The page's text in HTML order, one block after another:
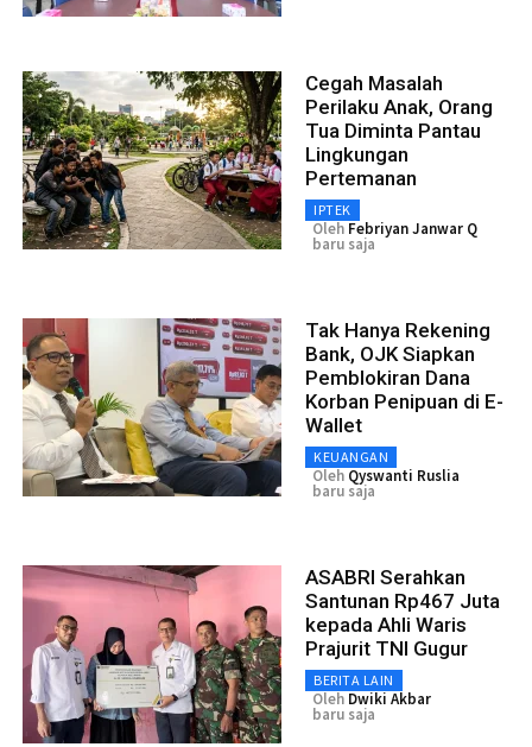
Cegah Masalah
Perilaku Anak, Orang
Tua Diminta Pantau
Lingkungan
Pertemanan
IPTEK
Oleh Febriyan Janwar Q
baru saja
Tak Hanya Rekening
Bank, OJK Siapkan
Pemblokiran Dana
Korban Penipuan di E-
Wallet
KEUANGAN
Oleh Qyswanti Ruslia
baru saja
ASABRI Serahkan
Santunan Rp467 Juta
kepada Ahli Waris
Prajurit TNI Gugur
BERITA LAIN
Oleh Dwiki Akbar
baru saja